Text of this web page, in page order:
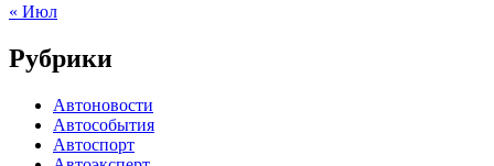
« Июл
Рубрики
Автоновости
Автособытия
Автоспорт